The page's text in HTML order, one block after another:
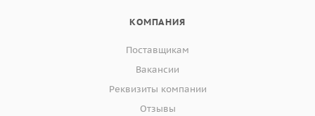
КОМПАНИЯ
Поставщикам
Вакансии
Реквизиты компании
Отзывы